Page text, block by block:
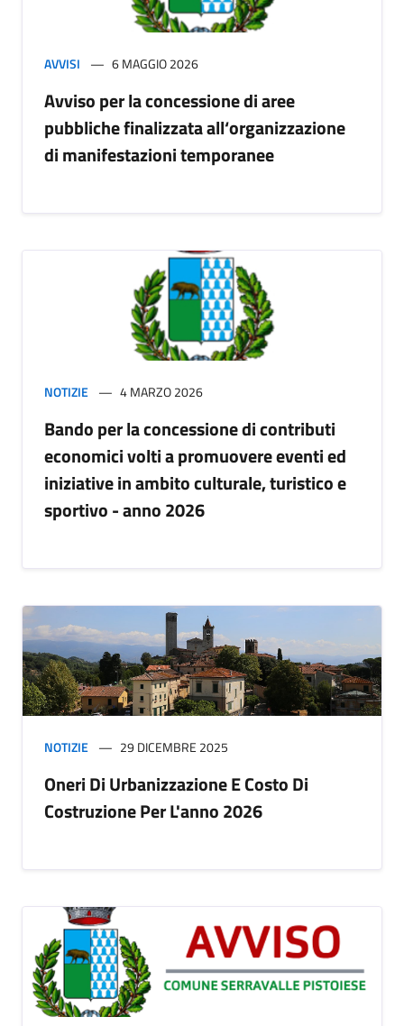
AVVISI 6 MAGGIO 2026
Avviso per la concessione di aree
pubbliche finalizzata all‘organizzazione
di manifestazioni temporanee
NOTIZIE 4 MARZO 2026
Bando per la concessione di contributi
economici volti a promuovere eventi ed
iniziative in ambito culturale, turistico e
sportivo - anno 2026
NOTIZIE 29 DICEMBRE 2025
Oneri Di Urbanizzazione E Costo Di
Costruzione Per L'anno 2026